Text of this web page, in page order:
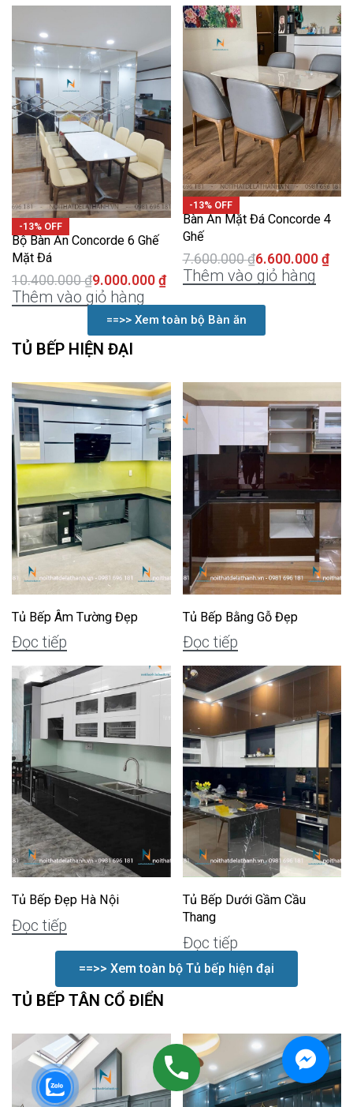
-13% OFF
Bộ Bàn Ăn Concorde 6 Ghế
Mặt Đá
10.400.000₫9.000.000 ₫
Thêm vào giỏ hàng
-13% OFF
Bàn Ăn Mặt Đá Concorde 4
Ghế
7.600.000₫6.600.000 ₫
Thêm vào giỏ hàng
==>> Xem toàn bộ Bàn ăn
TỦ BẾP HIỆN ĐẠI
Tủ Bếp Âm Tường Đẹp
Đọc tiếp
Tủ Bếp Bằng Gỗ Đẹp
Đọc tiếp
Tủ Bếp Đẹp Hà Nội
Đọc tiếp
Tủ Bếp Dưới Gầm Cầu
Thang
Đọc tiếp
==>> Xem toàn bộ Tủ bếp hiện đại
TỦ BẾP TÂN CỔ ĐIỂN